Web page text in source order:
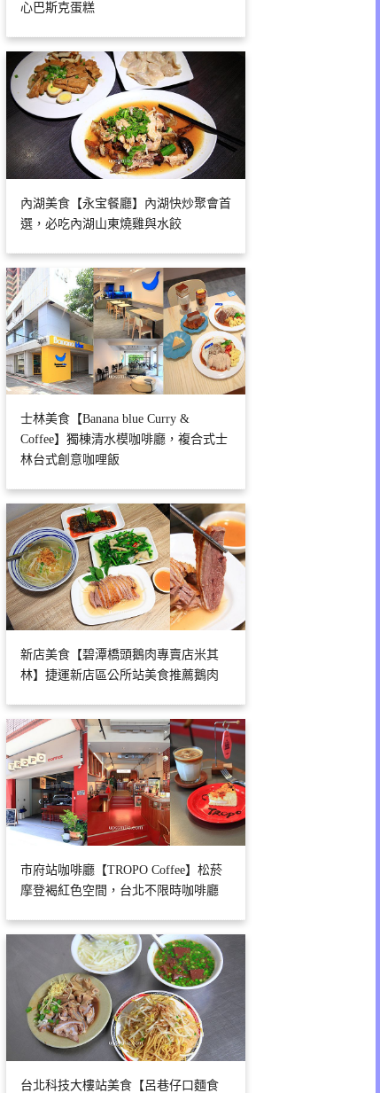
心巴斯克蛋糕
內湖美食【永宝餐廳】內湖快炒聚會首
選，必吃內湖山東燒雞與水餃
士林美食【Banana blue Curry &
Coffee】獨棟清水模咖啡廳，複合式士
林台式創意咖哩飯
新店美食【碧潭橋頭鵝肉專賣店米其
林】捷運新店區公所站美食推薦鵝肉
市府站咖啡廳【TROPO Coffee】松菸
摩登褐紅色空間，台北不限時咖啡廳
台北科技大樓站美食【呂巷仔口麵食